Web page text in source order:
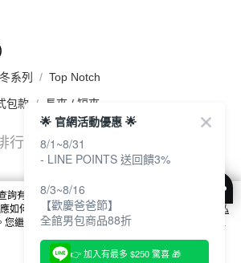
系列 Top Notch
包款 長夾 / 短夾
行
詢有關本網站使用 cookie 方式之詳情，及若您不希
如何變更電腦的 cookie 設定，請參閱本網站「
隱私
您繼續使用本網站即表示您同意本公司得按本網站使
。
🌟 官網活動優惠 🌟
8/1~8/31
- LINE POINTS 送回饋3%
8/3~8/16
【歡慶爸爸節】
全館男包商品88折
👉 加入有最多 $250 驚喜 🎁